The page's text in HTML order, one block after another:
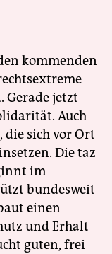
kommenden
Gerade jetzt
Auch
die sich vor Ort
Die taz
im
bundesweit
einen
und Erhalt
guten, frei